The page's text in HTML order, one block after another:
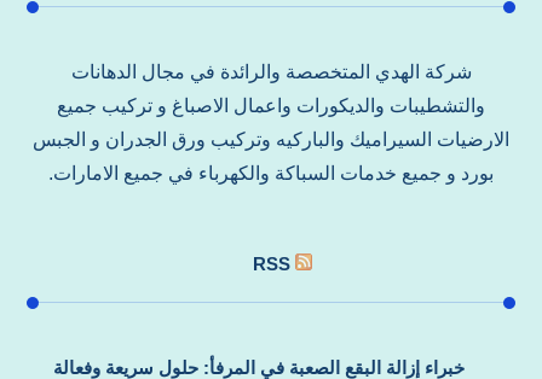
شركة الهدي المتخصصة والرائدة في مجال الدهانات
والتشطيبات والديكورات واعمال الاصباغ و تركيب جميع
الارضيات السيراميك والباركيه وتركيب ورق الجدران و الجبس
بورد و جميع خدمات السباكة والكهرباء في جميع الامارات.
RSS
خبراء إزالة البقع الصعبة في المرفأ: حلول سريعة وفعالة